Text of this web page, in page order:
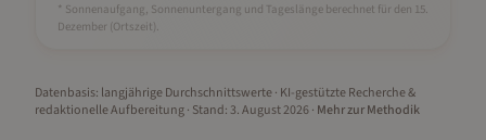
* Sonnenaufgang, Sonnenuntergang und Tageslänge berechnet für den 15.
Dezember (Ortszeit).
Datenbasis: langjährige Durchschnittswerte · KI-gestützte Recherche &
redaktionelle Aufbereitung· Stand: 3. August 2026· Mehr zur Methodik